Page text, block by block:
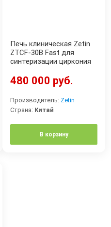
Печь клиническая Zetin
ZTCF-30B Fast для
синтеризации циркония
480 000 руб.
Производитель: Zetin
Страна: Китай
В корзину